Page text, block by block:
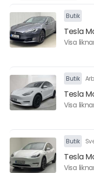
Butik
Tesla
Visa
Butik
Tesla
Visa
Butik
Tesla
Visa